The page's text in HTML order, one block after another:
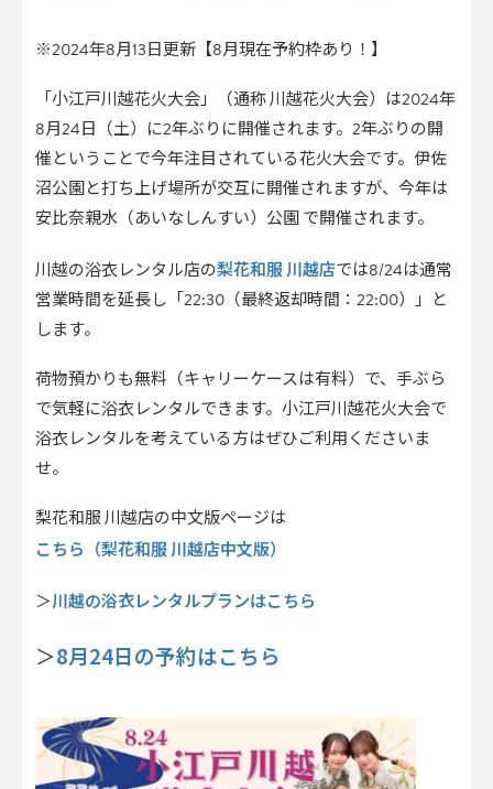
※2024年8月13日更新【8月現在予約枠あり！】
「小江戸川越花火大会」（通称 川越花火大会）は2024年
8月24日（土）に2年ぶりに開催されます。2年ぶりの開
催ということで今年注目されている花火大会です。伊佐
沼公園と打ち上げ場所が交互に開催されますが、今年は
安比奈親水（あいなしんすい）公園 で開催されます。
川越の浴衣レンタル店の梨花和服 川越店では8/24は通常
営業時間を延長し「22:30（最終返却時間：22:00）」と
します。
荷物預かりも無料（キャリーケースは有料）で、手ぶら
で気軽に浴衣レンタルできます。小江戸川越花火大会で
浴衣レンタルを考えている方はぜひご利用くださいま
せ。
梨花和服 川越店の中文版ページは
こちら（梨花和服 川越店中文版）
＞川越の浴衣レンタルプランはこちら
＞8月24日の予約はこちら